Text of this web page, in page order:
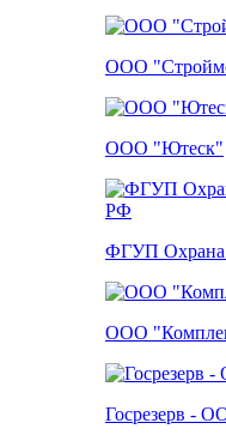
ООО
ООО "Ютеск"
ФГУП Охрана
ООО
Госрезерв -